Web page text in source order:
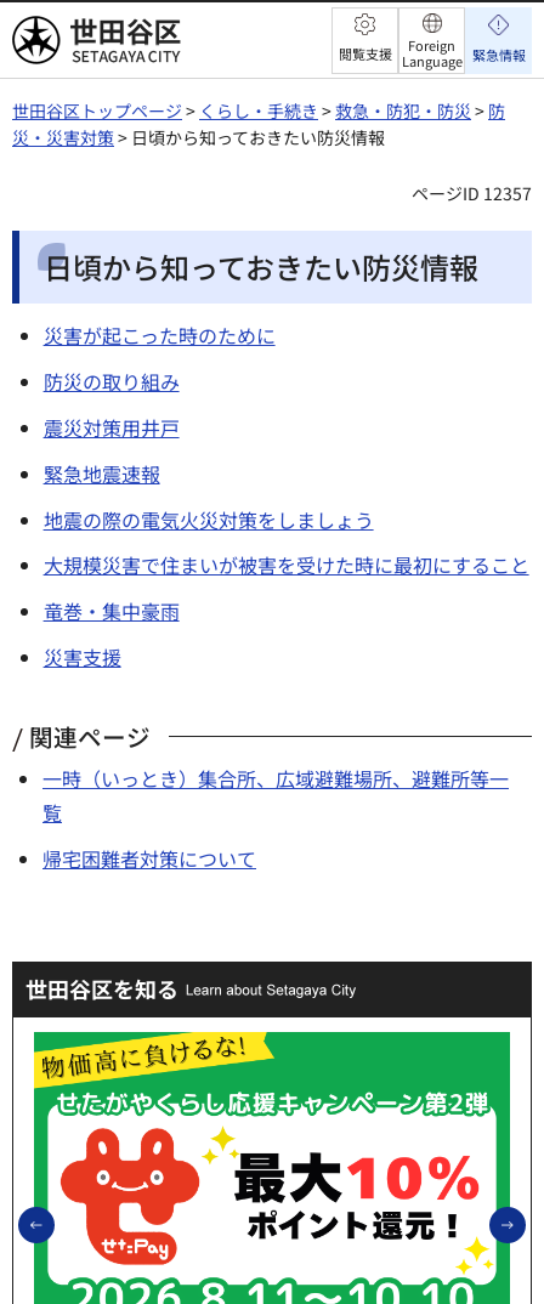
世田谷区 閲覧支援
Foreign
Language 緊急情報
世田谷区トップページ > くらし・手続き >救急・防犯・防災 > 防
災・災害対策> 日頃から知っておきたい防災情報
ページID 12357
日頃から知っておきたい防災情報
災害が起こった時のために
防災の取り組み
震災対策用井戸
緊急地震速報
地震の際の電気火災対策をしましょう
大規模災害で住まいが被害を受けた時に最初にすること
竜巻・集中豪雨
災害支援
関連ページ
一時（いっとき）集合所、広域避難場所、避難所等一
覧
帰宅困難者対策について
世田谷区を知る
前のスライドを表示